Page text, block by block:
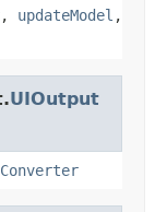
, updateModel ,
UIOutput